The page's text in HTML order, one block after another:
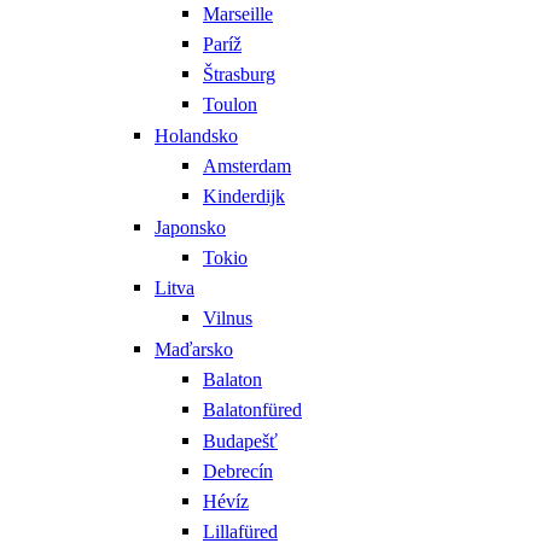
Marseille
Paríž
Štrasburg
Toulon
Holandsko
Amsterdam
Kinderdijk
Japonsko
Tokio
Litva
Vilnus
Maďarsko
Balaton
Balatonfüred
Budapešť
Debrecín
Hévíz
Lillafüred